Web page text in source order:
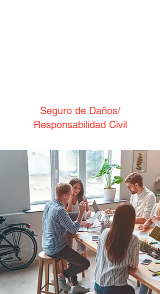
Seguro de Daños/
Responsabilidad Civil